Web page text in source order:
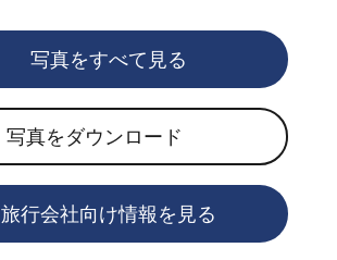
写真をすべて見る
写真をダウンロード
旅行会社向け情報を見る